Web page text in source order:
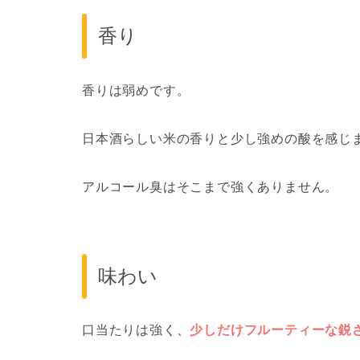
香り
香りは弱めです。
日本酒らしい米の香りと少し強めの酸を感じ
アルコール臭はそこまで強くありません。
味わい
口当たりは強く、 少しだけフルーティーな鋭